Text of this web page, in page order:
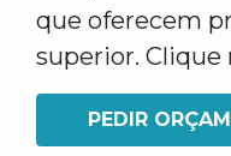
que oferecem
superior. Clique
PEDIR